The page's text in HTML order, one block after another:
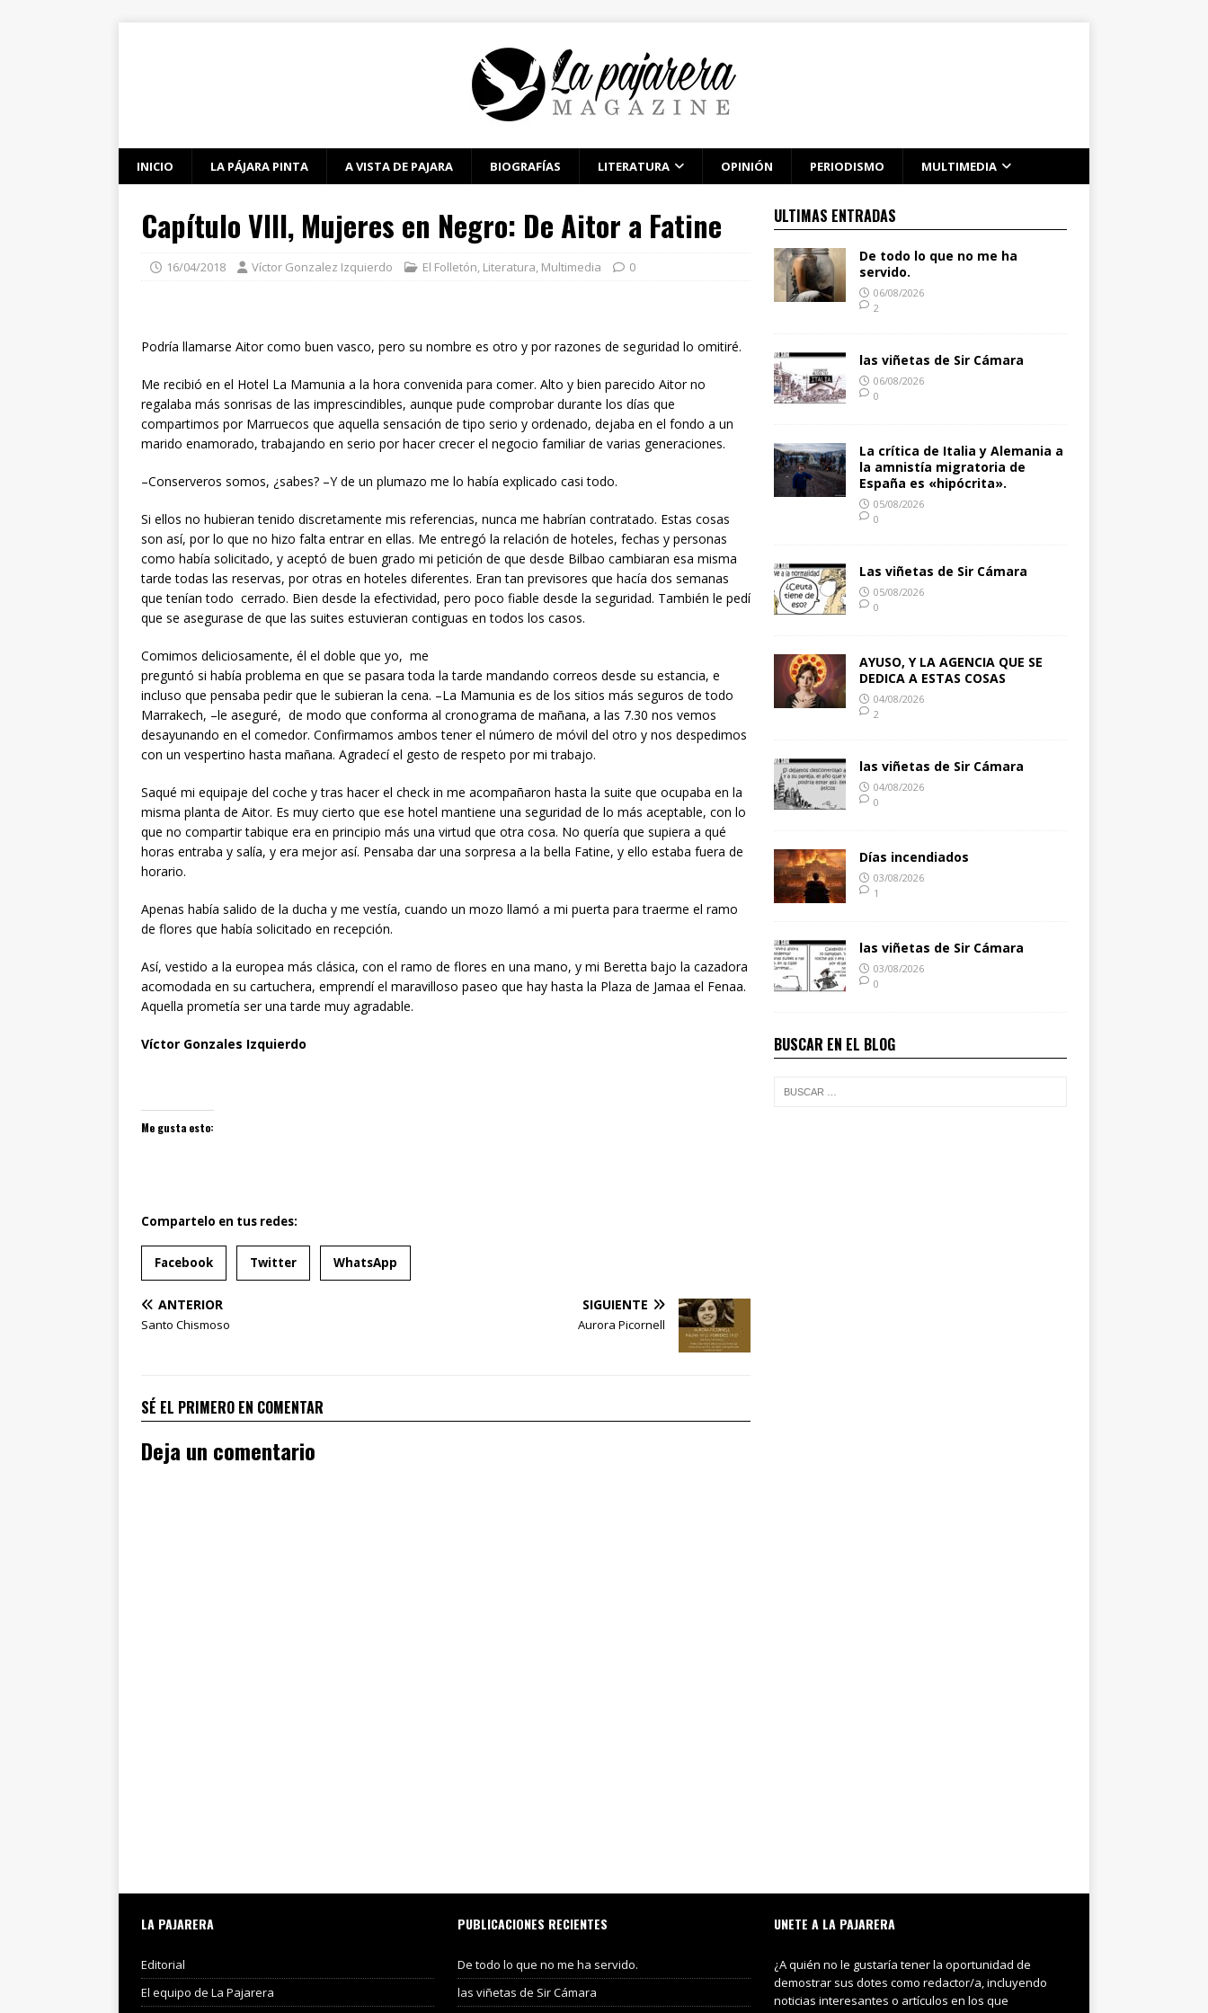
INICIO LA PÁJARA PINTA A VISTA DE PAJARA BIOGRAFÍAS LITERATURA OPINIÓN PERIODISMO MULTIMEDIA
Capítulo VIII, Mujeres en Negro: De Aitor a Fatine
16/04/2018 Víctor Gonzalez Izquierdo El Folletón, Literatura, Multimedia 0
Podría llamarse Aitor como buen vasco, pero su nombre es otro y por razones de seguridad lo omitiré.
Me recibió en el Hotel La Mamunia a la hora convenida para comer. Alto y bien parecido Aitor no
regalaba más sonrisas de las imprescindibles, aunque pude comprobar durante los días que
compartimos por Marruecos que aquella sensación de tipo serio y ordenado, dejaba en el fondo a un
marido enamorado, trabajando en serio por hacer crecer el negocio familiar de varias generaciones.
–Conserveros somos, ¿sabes? –Y de un plumazo me lo había explicado casi todo.
Si ellos no hubieran tenido discretamente mis referencias, nunca me habrían contratado. Estas cosas
son así, por lo que no hizo falta entrar en ellas. Me entregó la relación de hoteles, fechas y personas
como había solicitado, y aceptó de buen grado mi petición de que desde Bilbao cambiaran esa misma
tarde todas las reservas, por otras en hoteles diferentes. Eran tan previsores que hacía dos semanas
que tenían todo cerrado. Bien desde la efectividad, pero poco fiable desde la seguridad. También le pedí
que se asegurase de que las suites estuvieran contiguas en todos los casos.
Comimos deliciosamente, él el doble que yo, me
preguntó si había problema en que se pasara toda la tarde mandando correos desde su estancia, e
incluso que pensaba pedir que le subieran la cena. –La Mamunia es de los sitios más seguros de todo
Marrakech, –le aseguré, de modo que conforma al cronograma de mañana, a las 7.30 nos vemos
desayunando en el comedor. Confirmamos ambos tener el número de móvil del otro y nos despedimos
con un vespertino hasta mañana. Agradecí el gesto de respeto por mi trabajo.
Saqué mi equipaje del coche y tras hacer el check in me acompañaron hasta la suite que ocupaba en la
misma planta de Aitor. Es muy cierto que ese hotel mantiene una seguridad de lo más aceptable, con lo
que no compartir tabique era en principio más una virtud que otra cosa. No quería que supiera a qué
horas entraba y salía, y era mejor así. Pensaba dar una sorpresa a la bella Fatine, y ello estaba fuera de
horario.
Apenas había salido de la ducha y me vestía, cuando un mozo llamó a mi puerta para traerme el ramo
de flores que había solicitado en recepción.
Así, vestido a la europea más clásica, con el ramo de flores en una mano, y mi Beretta bajo la cazadora
acomodada en su cartuchera, emprendí el maravilloso paseo que hay hasta la Plaza de Jamaa el Fenaa.
Aquella prometía ser una tarde muy agradable.
Víctor Gonzales Izquierdo
Me gusta esto:
Compartelo en tus redes:
Facebook Twitter WhatsApp
ANTERIOR
Santo Chismoso
SIGUIENTE
Aurora Picornell
SÉ EL PRIMERO EN COMENTAR
Deja un comentario
ULTIMAS ENTRADAS
De todo lo que no me ha
servido.
06/08/2026
2
las viñetas de Sir Cámara
06/08/2026
0
La crítica de Italia y Alemania a
la amnistía migratoria de
España es «hipócrita».
05/08/2026
0
Las viñetas de Sir Cámara
05/08/2026
0
AYUSO, Y LA AGENCIA QUE SE
DEDICA A ESTAS COSAS
04/08/2026
2
las viñetas de Sir Cámara
04/08/2026
0
Días incendiados
03/08/2026
1
las viñetas de Sir Cámara
03/08/2026
0
BUSCAR EN EL BLOG
LA PAJARERA
Editorial
El equipo de La Pajarera
PUBLICACIONES RECIENTES
De todo lo que no me ha servido.
las viñetas de Sir Cámara
UNETE A LA PAJARERA
¿A quién no le gustaría tener la oportunidad de
demostrar sus dotes como redactor/a, incluyendo
noticias interesantes o artículos en los que